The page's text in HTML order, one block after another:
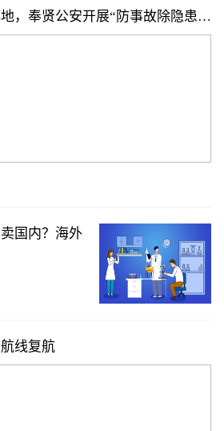
，奉贤公安开展“防事故除隐患、
动
国内？海外
线复航